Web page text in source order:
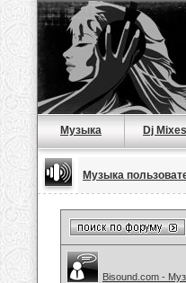
Музыка Dj Mixes
Музыка
Bisound.com -